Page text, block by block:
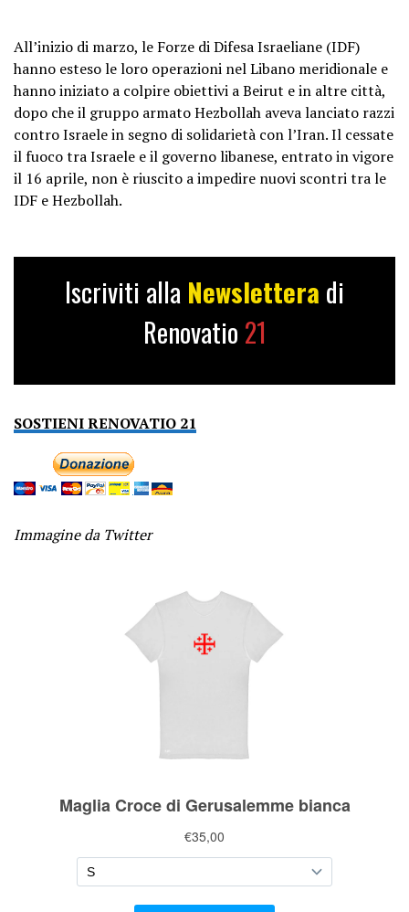
All’inizio di marzo, le Forze di Difesa Israeliane (IDF)
hanno esteso le loro operazioni nel Libano meridionale e
hanno iniziato a colpire obiettivi a Beirut e in altre città,
dopo che il gruppo armato Hezbollah aveva lanciato razzi
contro Israele in segno di solidarietà con l’Iran. Il cessate
il fuoco tra Israele e il governo libanese, entrato in vigore
il 16 aprile, non è riuscito a impedire nuovi scontri tra le
IDF e Hezbollah.
Iscriviti alla Newslettera di
Renovatio 21
SOSTIENI RENOVATIO 21
Immagine da Twitter